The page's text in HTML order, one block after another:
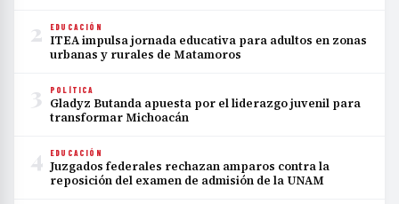
2 EDUCACIÓN
ITEA impulsa jornada educativa para adultos en zonas
urbanas y rurales de Matamoros
3 POLÍTICA
Gladyz Butanda apuesta por el liderazgo juvenil para
transformar Michoacán
4 EDUCACIÓN
Juzgados federales rechazan amparos contra la
reposición del examen de admisión de la UNAM